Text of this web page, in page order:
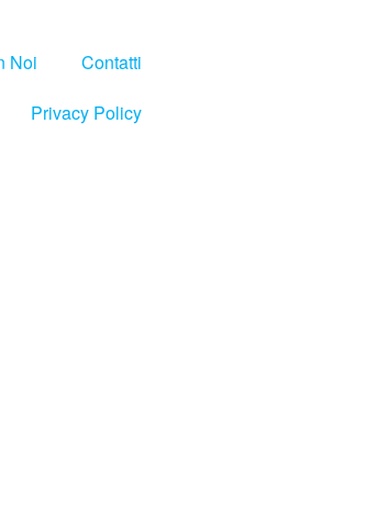
Noi
Contatti
Privacy Policy